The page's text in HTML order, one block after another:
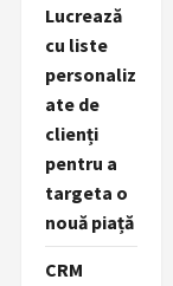
Lucrează
cu liste
personaliz
ate de
clienți
pentru a
targeta o
nouă piață
CRM